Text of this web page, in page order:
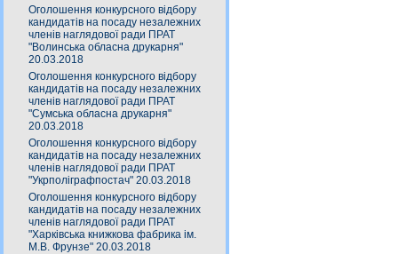
Оголошення конкурсного відбору
кандидатів на посаду незалежних
членів наглядової ради ПРАТ
"Волинська обласна друкарня"
20.03.2018
Оголошення конкурсного відбору
кандидатів на посаду незалежних
членів наглядової ради ПРАТ
"Сумська обласна друкарня"
20.03.2018
Оголошення конкурсного відбору
кандидатів на посаду незалежних
членів наглядової ради ПРАТ
"Укрполіграфпостач" 20.03.2018
Оголошення конкурсного відбору
кандидатів на посаду незалежних
членів наглядової ради ПРАТ
"Харківська книжкова фабрика ім.
М.В. Фрунзе" 20.03.2018